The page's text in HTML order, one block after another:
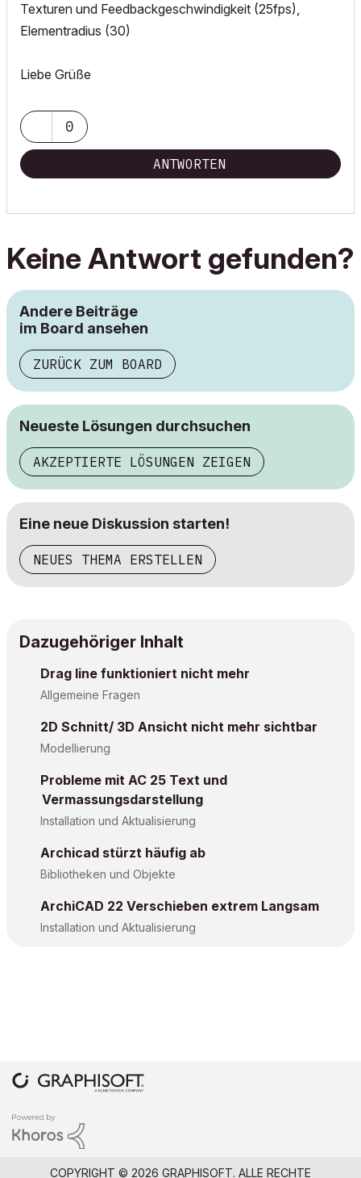
Texturen und Feedbackgeschwindigkeit (25fps),
Elementradius (30)
Liebe Grüße
0
ANTWORTEN
Keine Antwort gefunden?
Andere Beiträge
im Board ansehen
ZURÜCK ZUM BOARD
Neueste Lösungen durchsuchen
AKZEPTIERTE LÖSUNGEN ZEIGEN
Eine neue Diskussion starten!
NEUES THEMA ERSTELLEN
Dazugehöriger Inhalt
Drag line funktioniert nicht mehr
Allgemeine Fragen
2D Schnitt/ 3D Ansicht nicht mehr sichtbar
Modellierung
Probleme mit AC 25 Text und
Vermassungsdarstellung
Installation und Aktualisierung
Archicad stürzt häufig ab
Bibliotheken und Objekte
ArchiCAD 22 Verschieben extrem Langsam
Installation und Aktualisierung
COPYRIGHT © 2026 GRAPHISOFT. ALLE RECHTE